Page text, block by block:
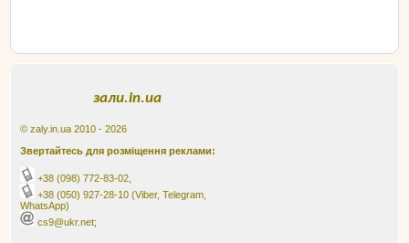
зали.in.ua
© zaly.in.ua 2010 - 2026
Звертайтесь для розміщення реклами:
+38 (098) 772-83-02
+38 (050) 927-28-10 (Viber, Telegram,
WhatsApp)
cs9@ukr.net;